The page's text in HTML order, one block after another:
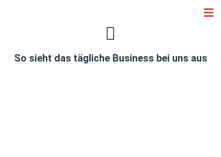
So sieht das tägliche Business bei uns aus